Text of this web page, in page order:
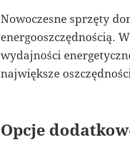
Nowoczesne sprzęty
energooszczędnością.
wydajności
największe
Opcje